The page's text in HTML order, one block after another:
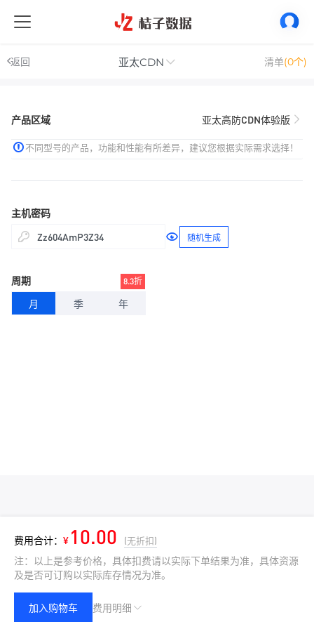
返回 亚太CDN 清单(0个)
产品区域 亚太高防CDN体验版
不同型号的产品，功能和性能有所差异，建议您根据实际需求选择！
主机密码
随机生成
周期
月
季 年
8.3折
费用合计： ¥ 10.00 (无折扣)
注：以上是参考价格，具体扣费请以实际下单结果为准，具体资源
及是否可订购以实际库存情况为准。
费用明细
加入购物车